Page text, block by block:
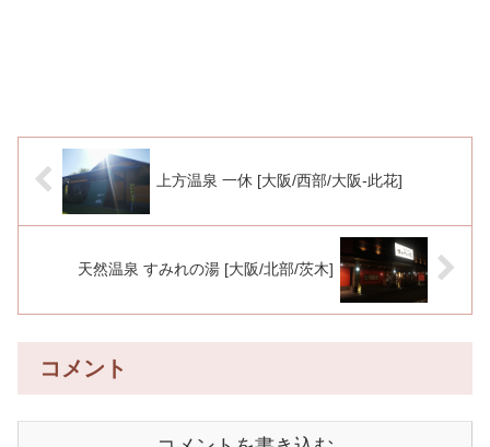
上方温泉 一休 [大阪/西部/大阪-此花]
天然温泉 すみれの湯 [大阪/北部/茨木]
コメント